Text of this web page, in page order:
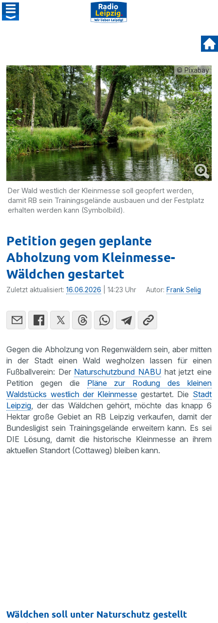
© Pixabay
Der Wald westlich der Kleinmesse soll geopfert werden,
damit RB sein Trainingsgelände ausbauen und der Festplatz
erhalten werden kann (Symbolbild).
Petition gegen geplante
Abholzung vom Kleinmesse-
Wäldchen gestartet
Zuletzt aktualisiert:16.06.2026 | 14:23 Uhr Autor: Frank Selig
Gegen die Abholzung von Regenwäldern sein, aber mitten
in der Stadt einen Wald wegholzen lassen für einen
Fußballverein: Der Naturschutzbund NABU hat jetzt eine
Petition gegen die Pläne zur Rodung des kleinen
Waldstücks westlich der Kleinmesse gestartet. Die Stadt
Leipzig , der das Wäldchen gehört, möchte das knapp 6
Hektar große Gebiet an RB Leipzig verkaufen, damit der
Bundesligist sein Trainingsgelände erweitern kann. Es sei
DIE Lösung, damit die historische Kleinmesse an ihrem
aktuellen Standort (Cottaweg) bleiben kann.
Wäldchen soll unter Naturschutz gestellt